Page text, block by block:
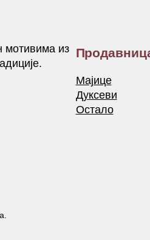
мотивима из
Мајице
Дуксеви
Остало